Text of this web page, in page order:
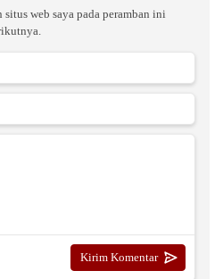
situs web saya pada peramban ini